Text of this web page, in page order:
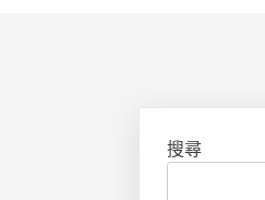
搜尋